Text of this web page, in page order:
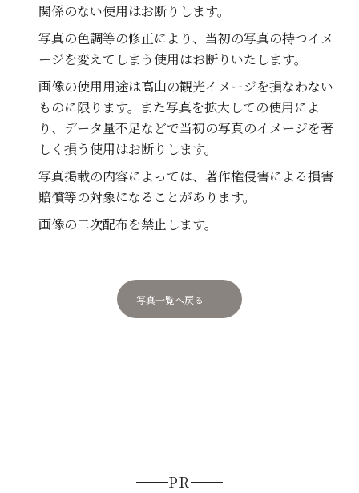
関係のない使用はお断りします。
写真の色調等の修正により、当初の写真の持つイメ
ージを変えてしまう使用はお断りいたします。
画像の使用用途は高山の観光イメージを損なわない
ものに限ります。また写真を拡大しての使用によ
り、データ量不足などで当初の写真のイメージを著
しく損う使用はお断りします。
写真掲載の内容によっては、著作権侵害による損害
賠償等の対象になることがあります。
画像の二次配布を禁止します。
写真一覧へ戻る
PR